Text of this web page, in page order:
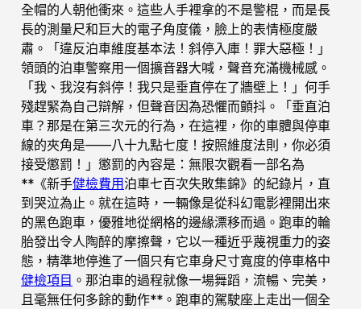
全帽的人朝他衝來。這些人手裡拿的不是警棍，而是長
長的測量尺和巨大的電子角度儀，臉上的表情極度嚴
肅。「違反泊車維度基本法！斜停入庫！罪大惡極！」
領頭的泊車警察用一個擴音器大喊，聲音充滿機械感。
「我、我沒有斜停！我只是垂直停在了牆壁上！」何手
殘趕緊為自己辯解，但聲音因為恐懼而顫抖。「垂直泊
車？那是在第三次元的行為，在這裡，你的車體與停車
線的夾角是——八十九點七度！按照維度法則，你必須
接受懲罰！」懲罰的內容是：無限次觀看一部名為
**《新手健檢費用泊車七百次失敗集錦》的紀錄片，直
到哭泣為止。就在這時，一輛像是從科幻電影裡開出來
的黑色跑車，優雅地從網格的邊緣漂移而過。跑車的輪
胎發出令人陶醉的摩擦聲，它以一種近乎蔑視重力的姿
態，精準地停進了一個只有它車身尺寸寬度的停車格中
健檢項目 。那泊車的過程就像一場舞蹈，流暢、完美，
且毫無任何多餘的動作**。跑車的駕駛座上走出一個全